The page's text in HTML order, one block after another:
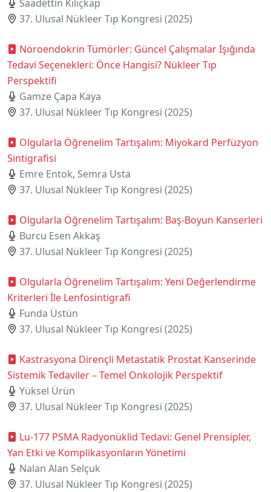
Saadettin Kılıçkap
37. Ulusal Nükleer Tıp Kongresi (2025)
Nöroendokrin Tümörler: Güncel Çalışmalar Işığında
Tedavi Seçenekleri: Önce Hangisi? Nükleer Tıp
Perspektifi
Gamze Çapa Kaya
37. Ulusal Nükleer Tıp Kongresi (2025)
Olgularla Öğrenelim Tartışalım: Miyokard Perfüzyon
Sintigrafisi
Emre Entok, Semra Usta
37. Ulusal Nükleer Tıp Kongresi (2025)
Olgularla Öğrenelim Tartışalım: Baş-Boyun Kanserleri
Burcu Esen Akkaş
37. Ulusal Nükleer Tıp Kongresi (2025)
Olgularla Öğrenelim Tartışalım: Yeni Değerlendirme
Kriterleri İle Lenfosintigrafi
Funda Üstün
37. Ulusal Nükleer Tıp Kongresi (2025)
Kastrasyona Dirençli Metastatik Prostat Kanserinde
Sistemik Tedaviler – Temel Onkolojik Perspektif
Yüksel Ürün
37. Ulusal Nükleer Tıp Kongresi (2025)
Lu-177 PSMA Radyonüklid Tedavi: Genel Prensipler,
Yan Etki ve Komplikasyonların Yönetimi
Nalan Alan Selçuk
37. Ulusal Nükleer Tıp Kongresi (2025)